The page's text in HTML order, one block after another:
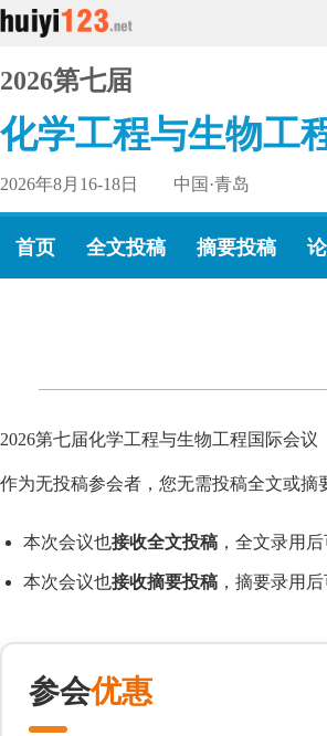
2026第七届
化学工程与生物工
2026年8月16-18日 中国·青岛
首页 全文投稿 摘要投稿
2026第七届化学工程与生物工程国际会
作为无投稿参会者，您无需投稿全文或
本次会议也接收全文投稿 ，全文录用
本次会议也接收摘要投稿 ，摘要录用
参会优惠